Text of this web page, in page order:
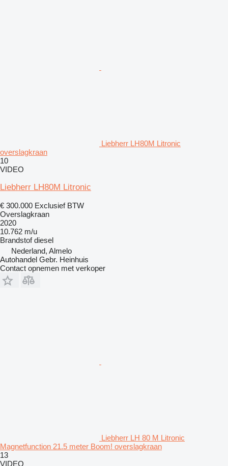
Liebherr LH80M Litronic
overslagkraan
10
VIDEO
Liebherr LH80M Litronic
€ 300.000 Exclusief BTW
Overslagkraan
2020
10.762 m/u
Brandstof diesel
Nederland, Almelo
Autohandel Gebr. Heinhuis
Contact opnemen met verkoper
Liebherr LH 80 M Litronic
Magnetfunction 21.5 meter Boom! overslagkraan
13
VIDEO